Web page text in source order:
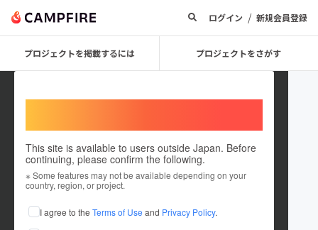
ログイン / 新規会員登録
プロジェクトを掲載するには プロジェクトをさがす
This site is available to users outside Japan. Before
continuing, please confirm the following.
※ Some features may not be available depending on your
country, region, or project.
I agree to the Terms of Use and Privacy Policy.
coco sasayama
これまでに1件のプロジェクトを投稿しています